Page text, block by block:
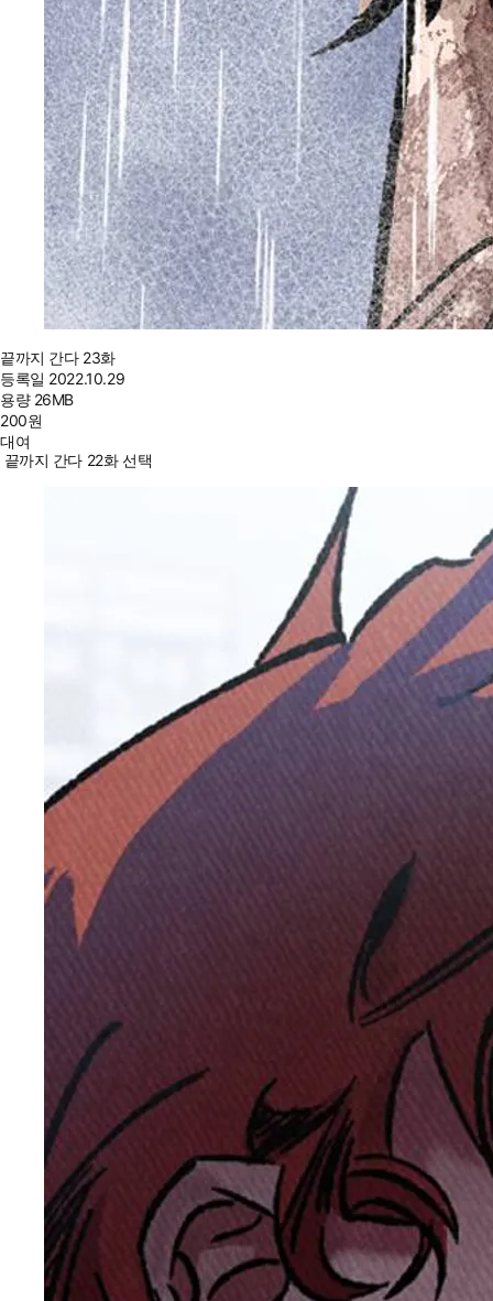
끝까지 간다 23화
등록일 2022.10.29
용량 26MB
200원
대여
끝까지 간다 22화 선택